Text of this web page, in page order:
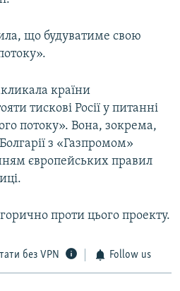
що будуватиме свою
країни
тискові Росії у питанні
потоку». Вона, зокрема,
з «Газпромом»
європейських правил
проти цього проекту.
без VPN Follow us